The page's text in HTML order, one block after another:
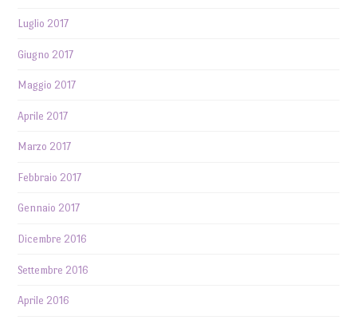
Luglio 2017
Giugno 2017
Maggio 2017
Aprile 2017
Marzo 2017
Febbraio 2017
Gennaio 2017
Dicembre 2016
Settembre 2016
Aprile 2016